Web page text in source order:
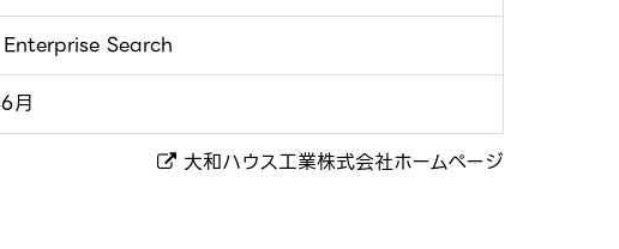
Search
月
大和ハウス工業株式会社ホームページ